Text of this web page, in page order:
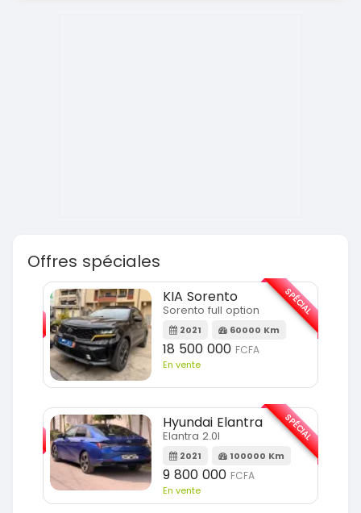
Offres spéciales
KIA Sorento
Sorento full option
2021 60000 Km
18 500 000 FCFA
En vente
SPÉCIAL
Hyundai Elantra
Elantra 2.0l
2021 100000 Km
9 800 000 FCFA
En vente
SPÉCIAL